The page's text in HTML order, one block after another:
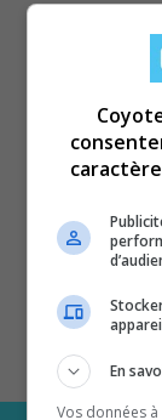
En
Vos données